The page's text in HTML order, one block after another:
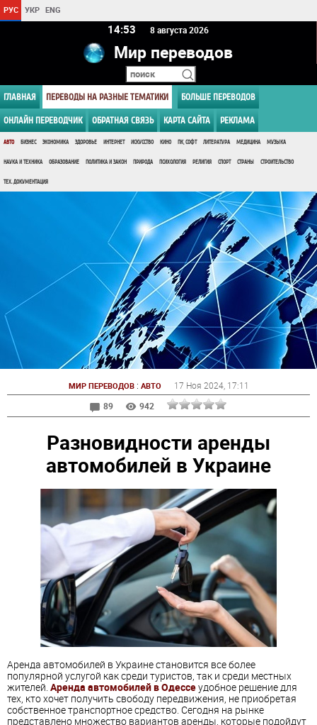
РУС УКР ENG
14 53 8 августа 2026
Мир переводов
ГЛАВНАЯ ПЕРЕВОДЫ НА РАЗНЫЕ ТЕМАТИКИ БОЛЬШЕ ПЕРЕВОДОВ
ОНЛАЙН ПЕРЕВОДЧИК ОБРАТНАЯ СВЯЗЬ КАРТА САЙТА РЕКЛАМА
АВТО БИЗНЕС ЭКОНОМИКА ЗДОРОВЬЕ ИНТЕРНЕТ ИСКУССТВО КИНО ПК, СОФТ ЛИТЕРАТУРА МЕДИЦИНА МУЗЫКА
НАУКА И ТЕХНИКА ОБРАЗОВАНИЕ ПОЛИТИКА И ЗАКОН ПРИРОДА ПСИХОЛОГИЯ РЕЛИГИЯ СПОРТ СТРАНЫ СТРОИТЕЛЬСТВО
ТЕХ. ДОКУМЕНТАЦИЯ
МИР ПЕРЕВОДОВ: АВТО 17 Ноя 2024, 17:11
89
942
Разновидности аренды
автомобилей в Украине
Аренда автомобилей в Украине становится все более
популярной услугой как среди туристов, так и среди местных
жителей. Аренда автомобилей в Одессеудобное решение для
тех, кто хочет получить свободу передвижения, не приобретая
собственное транспортное средство. Сегодня на рынке
представлено множество вариантов аренды, которые подойдут